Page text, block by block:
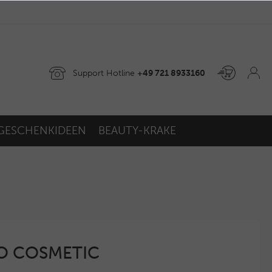
Support Hotline +49 721 8933160
BEAUTY-KRAKE
COSMETIC